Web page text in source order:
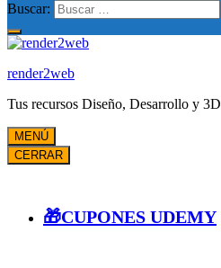
Buscar:
render2web
Tus recursos Diseño, Desarrollo y 3D
MENÚ
CERRAR
🎁CUPONES UDEMY